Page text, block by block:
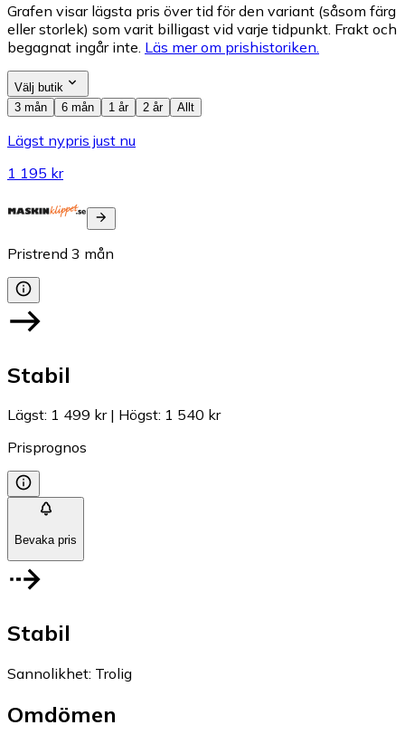
Grafen visar lägsta pris över tid för den variant (såsom färg
eller storlek) som varit billigast vid varje tidpunkt. Frakt och
begagnat ingår inte. Läs mer om prishistoriken.
Välj butik
3 mån
6 mån 1 år 2 år Allt
Lägst nypris just nu
1 195 kr
Pristrend 3 mån
Stabil
Lägst: 1 499 kr| Högst: 1 540 kr
Prisprognos
Bevaka pris
Stabil
Sannolikhet: Trolig
Omdömen